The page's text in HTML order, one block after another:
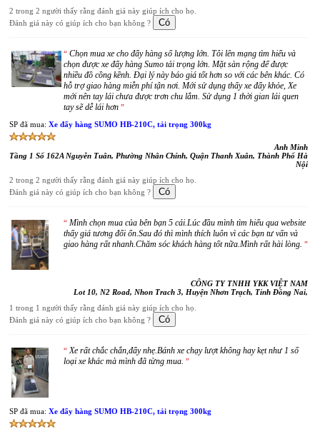
2 trong 2 người thấy rằng đánh giá này giúp ích cho họ.
Đánh giá này có giúp ích cho bạn không ?
“ Chọn mua xe cho đẩy hàng số lượng lớn. Tôi lên mạng tìm hiểu và
chọn được xe đẩy hàng Sumo tải trọng lớn. Mặt sàn rộng để được
nhiều đồ cồng kềnh. Đại lý này báo giá tốt hơn so với các bên khác. Có
hỗ trợ giao hàng miễn phí tận nơi. Mới sử dụng thấy xe đẩy khỏe, Xe
mới nên tay lái chưa được trơn chu lắm. Sử dụng 1 thời gian lái quen
tay sẽ dễ lái hơn ”
SP đã mua: Xe đẩy hàng SUMO HB-210C, tải trọng 300kg
Anh Minh
Tầng 1 Số 162A Nguyễn Tuân, Phường Nhân Chính, Quận Thanh Xuân, Thành Phố Hà
Nội
2 trong 2 người thấy rằng đánh giá này giúp ích cho họ.
Đánh giá này có giúp ích cho bạn không ?
“ Mình chọn mua của bên bạn 5 cái.Lúc đầu mình tìm hiểu qua website
thấy giá tương đổi ổn.Sau đó thì mình thích luôn vì các bạn tư vấn và
giao hàng rất nhanh.Chăm sóc khách hàng tốt nữa.Mình rất hài lòng. ”
CÔNG TY TNHH YKK VIỆT NAM
Lot 10, N2 Road, Nhon Trach 3, Huyện Nhơn Trạch, Tỉnh Đồng Nai,
1 trong 1 người thấy rằng đánh giá này giúp ích cho họ.
Đánh giá này có giúp ích cho bạn không ?
“ Xe rất chắc chắn,đẩy nhẹ.Bánh xe chạy lượt không hay kẹt như 1 số
loại xe khác mà mình đã từng mua. ”
SP đã mua: Xe đẩy hàng SUMO HB-210C, tải trọng 300kg